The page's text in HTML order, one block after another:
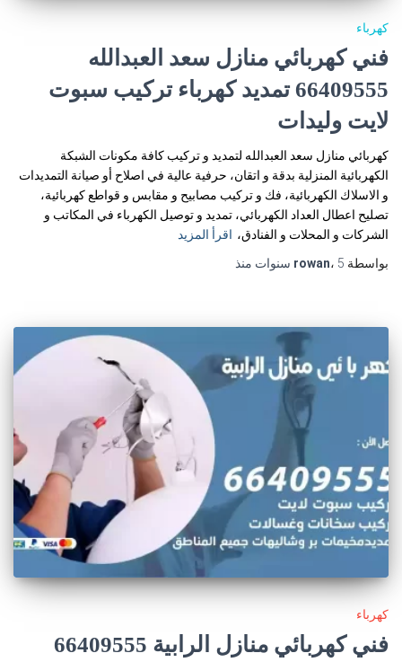
كهرباء
فني كهربائي منازل سعد العبدالله
66409555 تمديد كهرباء تركيب سبوت
لايت وليدات
كهربائي منازل سعد العبدالله لتمديد و تركيب كافة مكونات الشبكة
الكهربائية المنزلية بدقة و اتقان، حرفية عالية في اصلاح أو صيانة التمديدات
و الاسلاك الكهربائية، فك و تركيب مصابيح و مقابس و قواطع كهربائية،
تصليح اعطال العداد الكهربائي، تمديد و توصيل الكهرباء في المكاتب و
الشركات و المحلات و الفنادق، اقرأ المزيد
بواسطة
rowan، 5 سنوات منذ
كهرباء
فني كهربائي منازل الرابية 66409555